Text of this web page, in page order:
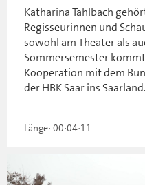
Katharina Tahlbach
Regisseurinnen und
sowohl am Theater als
Sommersemester
Kooperation mit dem
der HBK Saar ins Saarland.
Länge: 00:04:11